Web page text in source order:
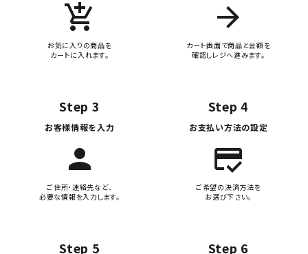
add_shopping_cart
お気に入りの商品を
カートに入れます。
arrow_forward
カート画面で商品と金額を
確認しレジへ進みます。
Step 3
お客様情報を入力
person
ご住所・連絡先など、
必要な情報を入力します。
Step 4
お支払い方法の設定
credit_score
ご希望の決済方法を
お選び下さい。
Step 5 Step 6